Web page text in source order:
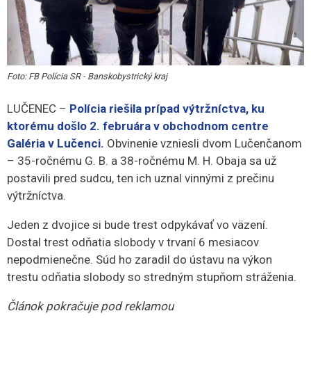
Foto: FB Polícia SR - Banskobystrický kraj
LUČENEC – Polícia riešila prípad výtržníctva, ku
ktorému došlo 2. februára v obchodnom centre
Galéria v Lučenci. Obvinenie vzniesli dvom Lučenčanom
– 35-ročnému G. B. a 38-ročnému M. H. Obaja sa už
postavili pred sudcu, ten ich uznal vinnými z prečinu
výtržníctva.
Jeden z dvojice si bude trest odpykávať vo väzení.
Dostal trest odňatia slobody v trvaní 6 mesiacov
nepodmienečne. Súd ho zaradil do ústavu na výkon
trestu odňatia slobody so stredným stupňom stráženia.
Článok pokračuje pod reklamou